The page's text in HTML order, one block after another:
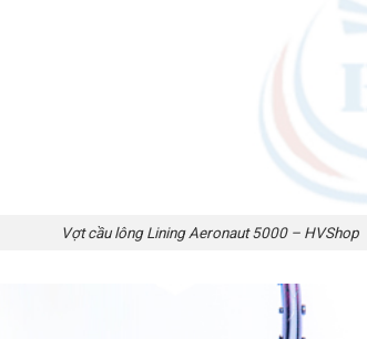
Vợt cầu lông Lining Aeronaut 5000 – HVShop